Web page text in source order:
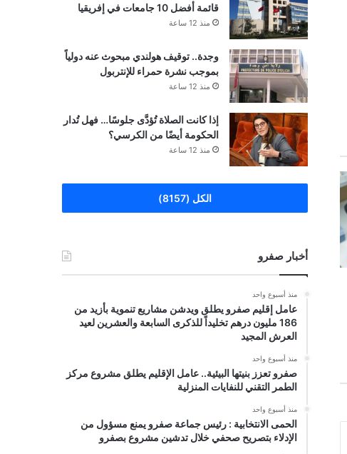
قائمة أفضل 10 جامعات في إفريقيا
منذ 12 ساعة
وجدة.. توقيف هولندي مبحوث عنه دولياً
بموجب نشرة حمراء للإنتربول
منذ 12 ساعة
إذا كانت الصلاة تُؤدَّى جلوسًا… فهل تُدار
الحكومة أيضًا من الكرسي؟
منذ 12 ساعة
الكل (8157)
أخبار صفرو
منذ أسبوع واحد
عامل إقليم صفرو يطلق ويدشن مشاريع تنموية بأزيد من
186 مليون درهم تخليداً للذكرى السابعة والعشرين لعيد
العرش المجيد
منذ أسبوع واحد
صفرو تعزز بنيتها البيئية.. عامل الإقليم يطلق مشروع مركز
الطمر التقني للنفايات المنزلية
منذ أسبوع واحد
الحمى الانتخابية : رئيس جماعة صفرو يمنع مسؤول من
الإدلاء بتصريح صحفي خلال تدشين مشروع بصفرو